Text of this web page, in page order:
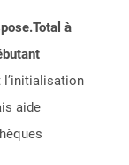
à
l’initialisation
aide